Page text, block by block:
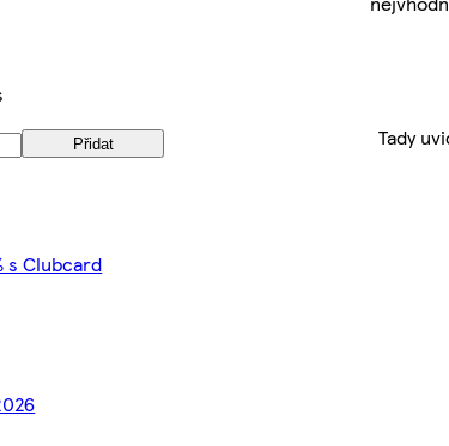
Přidat
s Clubcard
Tady